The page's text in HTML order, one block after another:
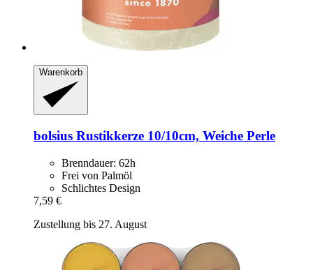
Warenkorb
bolsius Rustikkerze 10/10cm, Weiche Perle
Brenndauer: 62h
Frei von Palmöl
Schlichtes Design
7,59 €
Zustellung bis 27. August